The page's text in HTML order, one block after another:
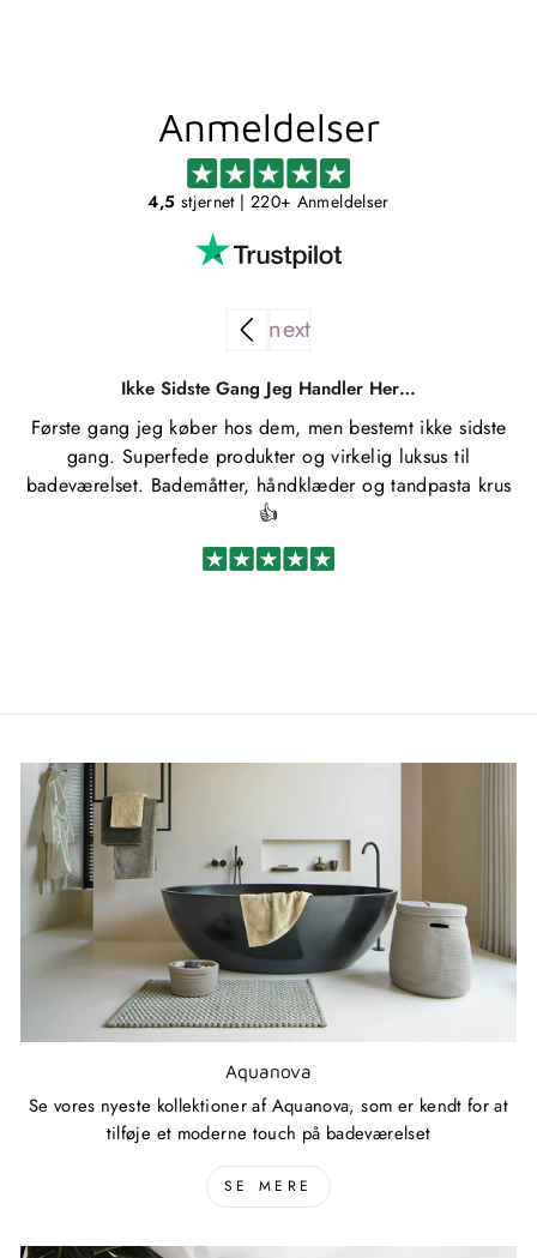
Anmeldelser
4,5 stjernet | 220+ Anmeldelser
Ikke Sidste Gang Jeg Handler Her…
Første gang jeg køber hos dem, men bestemt ikke sidste
gang. Superfede produkter og virkelig luksus til
badeværelset. Bademåtter, håndklæder og tandpasta krus
👍
Aquanova
Se vores nyeste kollektioner af Aquanova, som er kendt for at
tilføje et moderne touch på badeværelset
SE MERE